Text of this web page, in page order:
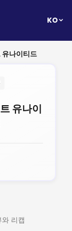
KO
나이티드
유나이
리캡